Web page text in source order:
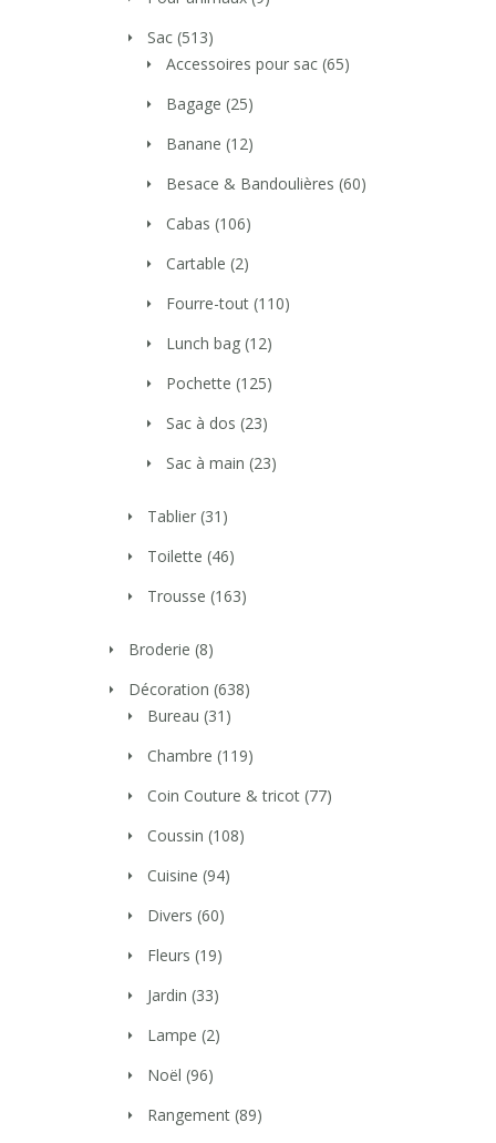
Sac (513)
Accessoires pour sac (65)
Bagage (25)
Banane (12)
Besace & Bandoulières (60)
Cabas (106)
Cartable (2)
Fourre-tout (110)
Lunch bag (12)
Pochette (125)
Sac à dos (23)
Sac à main (23)
Tablier (31)
Toilette (46)
Trousse (163)
Broderie (8)
Décoration (638)
Bureau (31)
Chambre (119)
Coin Couture & tricot (77)
Coussin (108)
Cuisine (94)
Divers (60)
Fleurs (19)
Jardin (33)
Lampe (2)
Noël (96)
Rangement (89)